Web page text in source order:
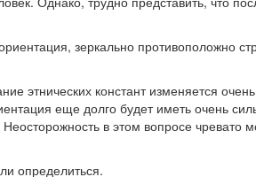
зеркально противоположно
этнических констант изменяется
еще долго будет иметь очень
в этом вопросе чревато
определиться.